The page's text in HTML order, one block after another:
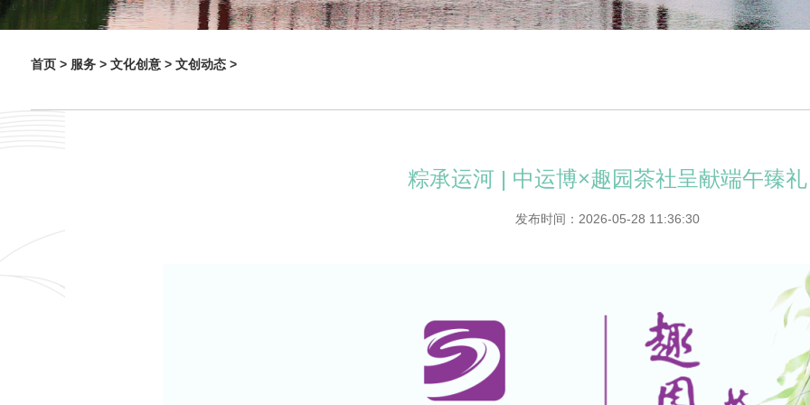
首页 > 服务 > 文化创意 > 文创动态 >
粽承运河 | 中运博×趣园茶社呈献端午臻礼
发布时间：2026-05-28 11:36:30